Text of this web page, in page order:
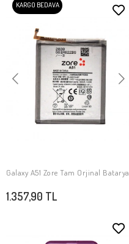
KARGO BEDAVA
SEPETE EKLE
Galaxy A51 Zore Tam Orjinal Batarya
1.357,90 TL